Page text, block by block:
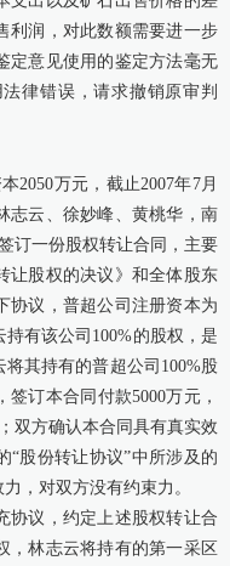
利润，对此数额需要进一步
定意见使用的鉴定方法毫无
律错误，请求撤销原审判
2050万元，截止2007年7月
志云、徐妙峰、黄桃华，南
订一份股权转让合同，主要
让股权的决议》和全体股东
协议，普超公司注册资本为
有该公司100%的股权，是
其持有的普超公司100%股
订本合同付款5000万元，
双方确认本合同具有真实效
“股份转让协议”中所涉及的
，对双方没有约束力。
协议，约定上述股权转让合
，林志云将持有的第一采区